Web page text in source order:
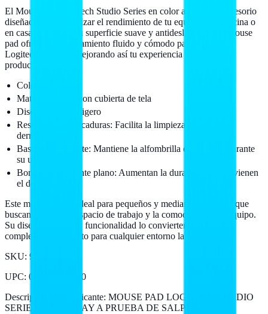
El Mouse Pad Logitech Studio Series en color azul es un accesorio
diseñado para optimizar el rendimiento de tu equipo en la oficina o
en casa. Gracias a su superficie suave y antideslizante, este mouse
pad ofrece un deslizamiento fluido y cómodo para tu mouse
Logitech favorito, mejorando así tu experiencia de uso y
productividad.
Color: Azul
Material: Goma con cubierta de tela
Diseño: Plano y ligero
Resistente a salpicaduras: Facilita la limpieza de líquidos
derramados
Base antideslizante: Mantiene la alfombrilla en su lugar durante
su uso
Bordes de pespunte plano: Aumentan la durabilidad y previenen
el deshilachado
Este mouse pad es ideal para pequeños y medianos negocios que
buscan mejorar su espacio de trabajo y la comodidad de su equipo.
Su diseño elegante y funcionalidad lo convierten en un
complemento perfecto para cualquier entorno laboral.
SKU: 956-000038
UPC: 097855169440
Descripción del fabricante: MOUSE PAD LOGITECH STUDIO
SERIES BLUE GRAY A PRUEBA DE SALPICADURAS